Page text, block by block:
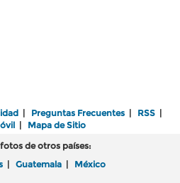
| Preguntas Frecuentes | RSS |
| Mapa de Sitio
de otros países:
| Guatemala | México